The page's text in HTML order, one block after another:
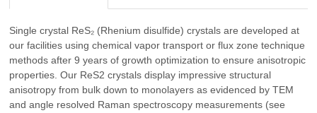
Single crystal ReS₂ (Rhenium disulfide) crystals are developed at
our facilities using chemical vapor transport or flux zone technique
methods after 9 years of growth optimization to ensure anisotropic
properties. Our ReS2 crystals display impressive structural
anisotropy from bulk down to monolayers as evidenced by TEM
and angle resolved Raman spectroscopy measurements (see